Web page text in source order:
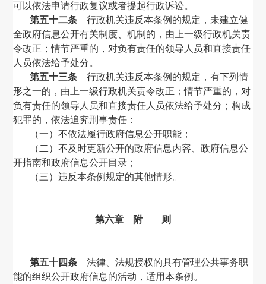
可以依法申请行政复议或者提起行政诉讼。
第五十二条 行政机关违反本条例的规定，未建立健
全政府信息公开有关制度、机制的，由上一级行政机关责
令改正；情节严重的，对负有责任的领导人员和直接责任
人员依法给予处分。
第五十三条 行政机关违反本条例的规定，有下列情
形之一的，由上一级行政机关责令改正；情节严重的，对
负有责任的领导人员和直接责任人员依法给予处分；构成
犯罪的，依法追究刑事责任：
（一）不依法履行政府信息公开职能；
（二）不及时更新公开的政府信息内容、政府信息公
开指南和政府信息公开目录；
（三）违反本条例规定的其他情形。
第六章 附 则
第五十四条 法律、法规授权的具有管理公共事务职
能的组织公开政府信息的活动，适用本条例。